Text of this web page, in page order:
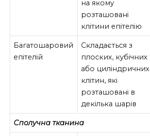
на якому
розташовані
клітини епітелію
Багатошаровий
епітелій
Складається з
плоских, кубічних
або циліндричних
клітин, які
розташовані в
декілька шарів
Сполучна тканина